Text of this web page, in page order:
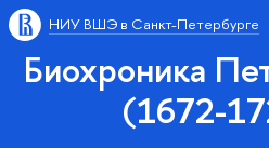
НИУ ВШЭ в Санкт-Петербурге
Биохроника
(1672-